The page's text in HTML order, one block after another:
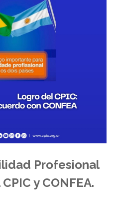
Profesional
y CONFEA.